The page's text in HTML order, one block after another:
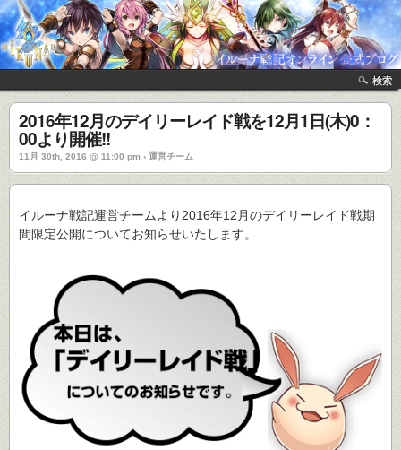
検索
2016年12月のデイリーレイド戦を12月1日(木)0：
00より開催!!
11月 30th, 2016 @ 11:00 pm › 運営チーム
イルーナ戦記運営チームより2016年12月のデイリーレイド戦期
間限定公開についてお知らせいたします。